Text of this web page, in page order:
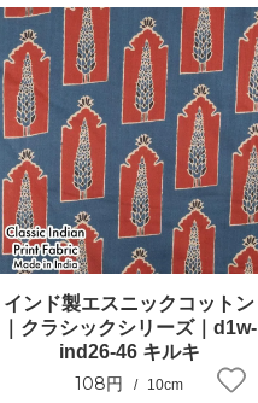
インド製エスニックコットン
｜クラシックシリーズ｜d1w-
ind26-46 キルキ
108円 10cm